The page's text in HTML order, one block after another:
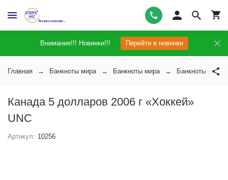
Внимание!!! Новинки!!! Перейти в новинки
Главная Банкноты мира Банкноты мира Банкноты
Канада 5 долларов 2006 г «Хоккей»
UNC
Артикул: 10256